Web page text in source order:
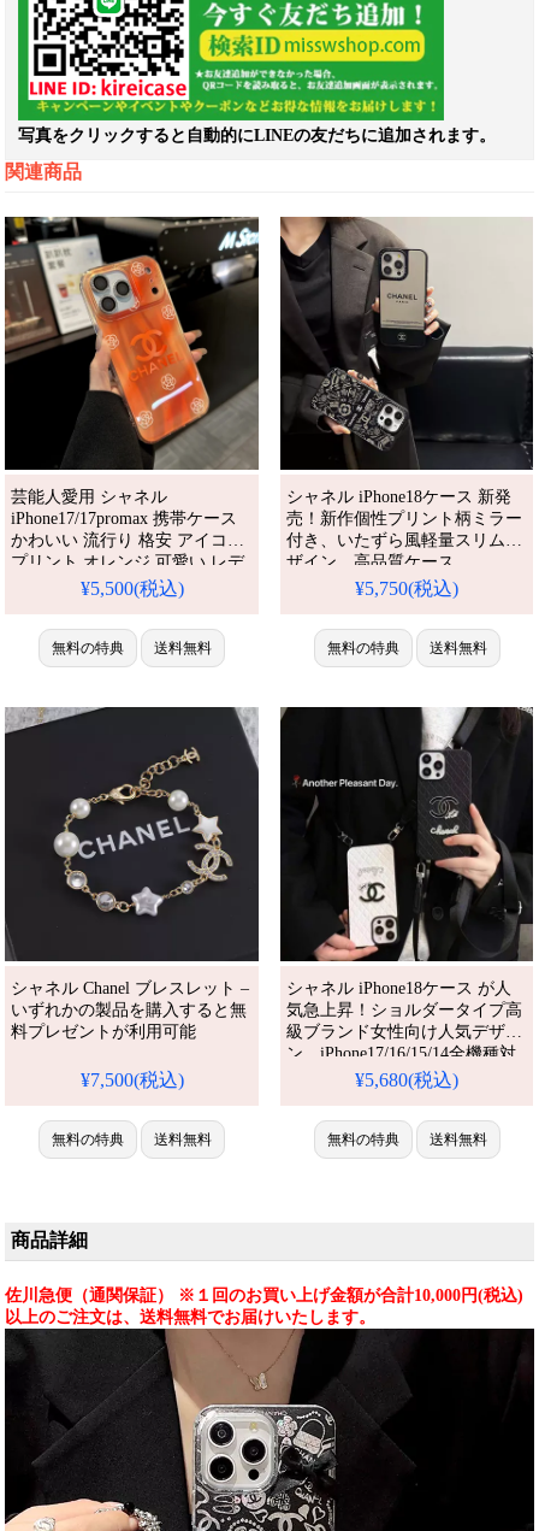
写真をクリックすると自動的にLINEの友だちに追加されます。
関連商品
芸能人愛用 シャネル
iPhone17/17promax 携帯ケース
かわいい 流行り 格安 アイコン
プリント オレンジ 可愛い レデ
ィース 人気 chanel アイフォー
proケース ブランド 通販 アイフ
ォンケース iPhone 17 ケース
¥5,500(税込)
無料の特典 送料無料
シャネル iPhone18ケース 新発
売！新作個性プリント柄ミラー
付き、いたずら風軽量スリムデ
ザイン。高品質ケース、
iPhone17/17pro/17promax/17air/
全機種対応。芸能人も愛用する
人気ブランド、耐衝撃＆防水の
多機能仕様。かわいいプリント
ミラースタイルが流行り、格安
iPhone17pro/16promax
¥5,750(税込)
無料の特典 送料無料
シャネル Chanel ブレスレット –
いずれかの製品を購入すると無
料プレゼントが利用可能
¥7,500(税込)
無料の特典 送料無料
シャネル iPhone18ケース が人
気急上昇！ショルダータイプ高
級ブランド女性向け人気デザイ
ン、iPhone17/16/15/14全機種対
応。芸能人も注目するかわいい
防水機能で実用性抜群。格安価
格でiPhone17pro/16promaxケー
スとしてもおすすめの多機能ア
¥5,680(税込)
無料の特典 送料無料
商品詳細
佐川急便（通関保証） ※１回のお買い上げ金額が合計10,000円(税込)
以上のご注文は、送料無料でお届けいたします。